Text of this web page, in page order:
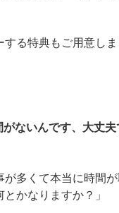
する特典もご用意し
ないんです、大丈夫
が多くて本当に時間が
かなりますか？」